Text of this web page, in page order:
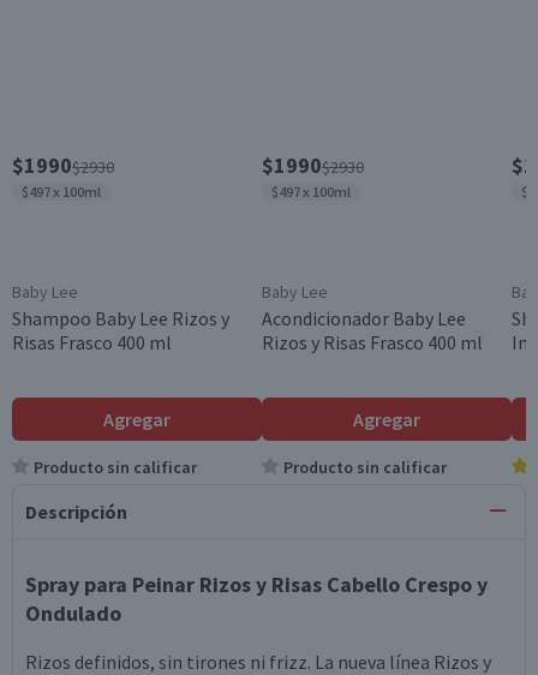
$1990$2930
$497 x 100ml
Baby Lee
Shampoo Baby Lee Rizos y
Risas Frasco 400 ml
Agregar
Producto sin calificar
$1990$2930
$497 x 100ml
Baby Lee
Acondicionador Baby Lee
Rizos y Risas Frasco 400 ml
Agregar
Producto sin calificar
Descripción
Spray para Peinar Rizos y Risas Cabello Crespo y
Ondulado
Rizos definidos, sin tirones ni frizz. La nueva línea Rizos y